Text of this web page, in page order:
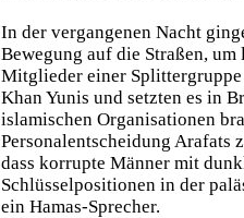
In der vergangenen Nacht
Bewegung auf die Straßen,
Mitglieder einer Splittergruppe
Khan Yunis und setzten es in
islamischen Organisationen
Personalentscheidung Arafats
dass korrupte Männer mit
Schlüsselpositionen in der
ein Hamas-Sprecher.